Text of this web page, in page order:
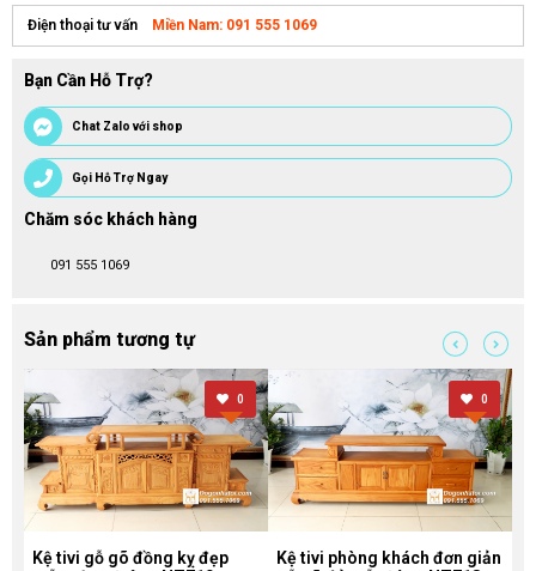
Điện thoại tư vấn Miền Nam: 091 555 1069
Bạn Cần Hỗ Trợ?
Chat Zalo với shop
Gọi Hỗ Trợ Ngay
Chăm sóc khách hàng
091 555 1069
Sản phẩm tương tự
0
Kệ tivi gỗ gõ đồng kỵ đẹp
0
Kệ tivi phòng khách đơn giản